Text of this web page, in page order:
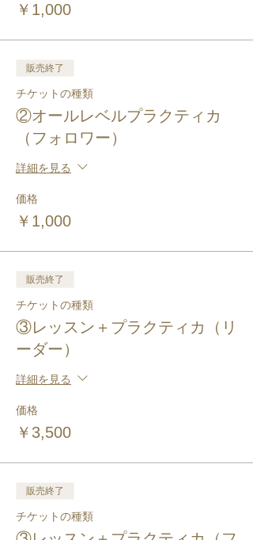
￥1,000
販売終了
チケットの種類
②オールレベルプラクティカ
（フォロワー）
詳細を見る
価格
￥1,000
販売終了
チケットの種類
③レッスン＋プラクティカ（リ
ーダー）
詳細を見る
価格
￥3,500
販売終了
チケットの種類